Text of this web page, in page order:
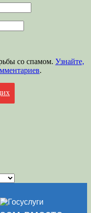
со спамом. Узнайте,
.